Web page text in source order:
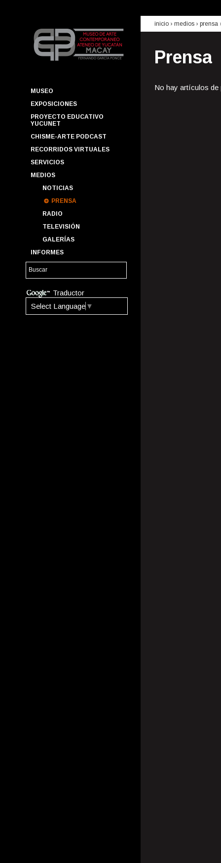
MUSEO
EXPOSICIONES
PROYECTO EDUCATIVO
YUCUNET
CHISME-ARTE PODCAST
RECORRIDOS VIRTUALES
SERVICIOS
MEDIOS
NOTICIAS
PRENSA
RADIO
TELEVISIÓN
GALERÍAS
INFORMES
Traductor
Select Language ▼
inicio › medios › prensa
Prensa
No hay artículos de